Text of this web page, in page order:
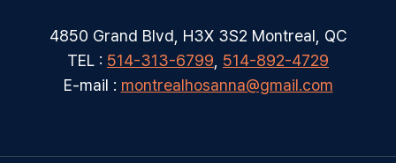
4850 Grand Blvd, H3X 3S2 Montreal, QC
TEL : 514-313-6799 514-892-4729
E-mail : montrealhosanna@gmail.com